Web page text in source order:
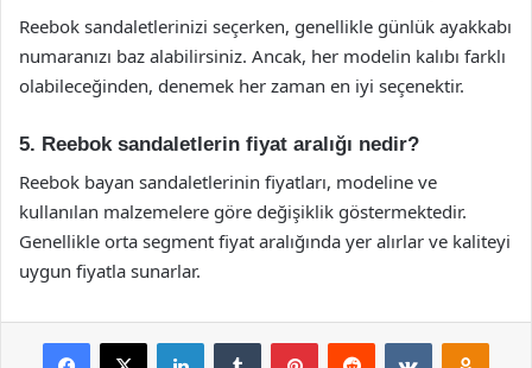
Reebok sandaletlerinizi seçerken, genellikle günlük ayakkabı
numaranızı baz alabilirsiniz. Ancak, her modelin kalıbı farklı
olabileceğinden, denemek her zaman en iyi seçenektir.
5. Reebok sandaletlerin fiyat aralığı nedir?
Reebok bayan sandaletlerinin fiyatları, modeline ve
kullanılan malzemelere göre değişiklik göstermektedir.
Genellikle orta segment fiyat aralığında yer alırlar ve kaliteyi
uygun fiyatla sunarlar.
Facebook
X LinkedInTumblr PinterestReddit VKontakte